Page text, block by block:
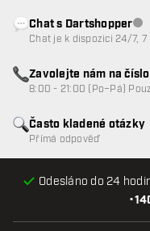
•
Odesláno do 24
Často kladené otázky
Přímá odpověď
Chat s Dartshopper
Chat je k dispozici 24/7,
Zavolejte nám na
8:00 - 21:00 (Po–Pá)